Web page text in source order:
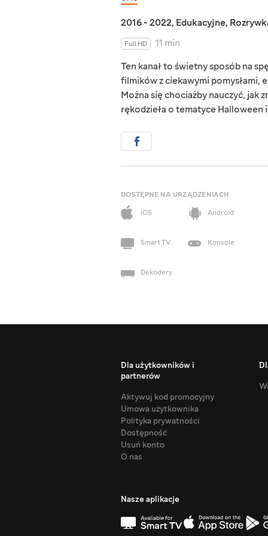
2016 - 2022, Edukacyjne,
Full HD
11 min
Ten kanał to świetny sposób na
filmików z ciekawymi pomysłami,
Można się chociażby nauczyć, jak
rękodzieła o tematyce Halloween
DOSTĘPNE NA URZĄDZENIACH
iOS
Android
Smart TV Konsole
Dekodery
Dla użytkowników i
partnerów
Aktywuj kod promocyjny
Umowa użytkownika
Polityka prywatności
Dostępność
Usuń konto
O nas
Nasze aplikacje